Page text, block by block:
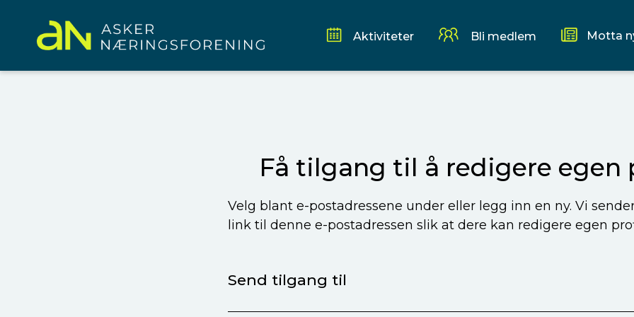
Aktiviteter Bli medlem Motta
Få tilgang til å redigere egen
Velg blant e-postadressene under eller legg inn en ny. Vi
link til denne e-postadressen slik at dere kan redigere egen
Send tilgang til